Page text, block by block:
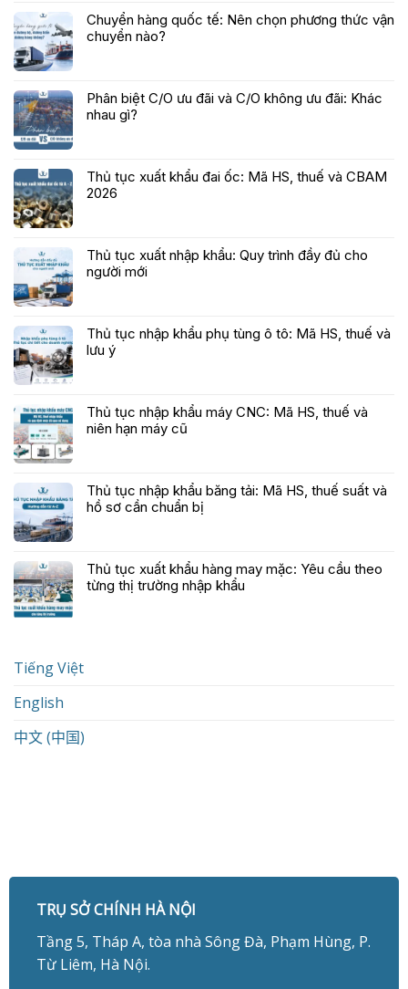
Chuyển hàng quốc tế: Nên chọn phương thức vận
chuyển nào?
Phân biệt C/O ưu đãi và C/O không ưu đãi: Khác
nhau gì?
Thủ tục xuất khẩu đai ốc: Mã HS, thuế và CBAM
2026
Thủ tục xuất nhập khẩu: Quy trình đầy đủ cho
người mới
Thủ tục nhập khẩu phụ tùng ô tô: Mã HS, thuế và
lưu ý
Thủ tục nhập khẩu máy CNC: Mã HS, thuế và
niên hạn máy cũ
Thủ tục nhập khẩu băng tải: Mã HS, thuế suất và
hồ sơ cần chuẩn bị
Thủ tục xuất khẩu hàng may mặc: Yêu cầu theo
từng thị trường nhập khẩu
Tiếng Việt
English
中文 (中国)
TRỤ SỞ CHÍNH HÀ NỘI
Tầng 5, Tháp A, tòa nhà Sông Đà, Phạm Hùng, P.
Từ Liêm, Hà Nội.